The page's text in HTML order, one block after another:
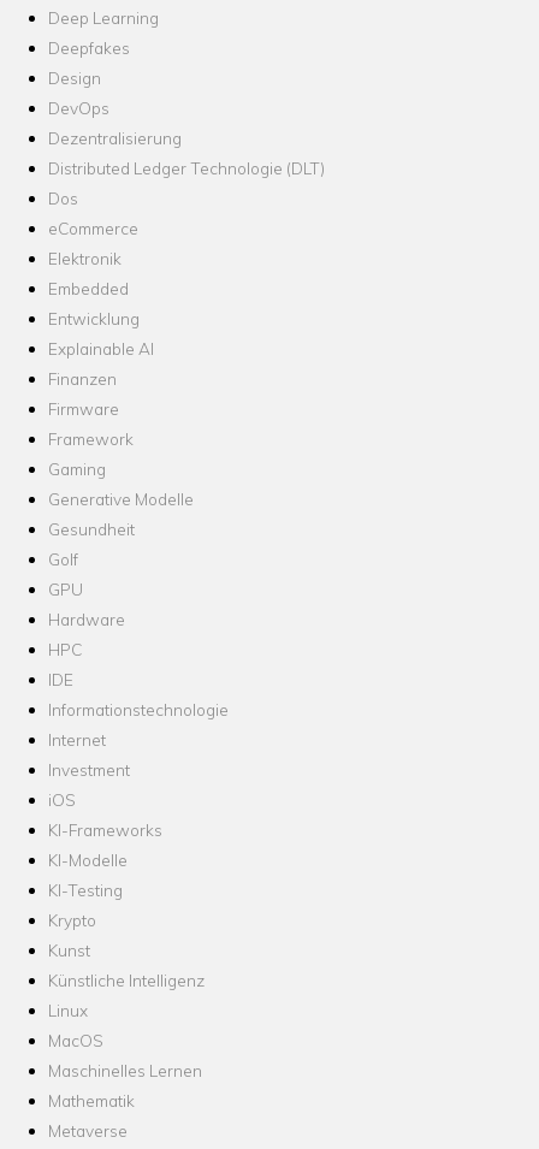
Deep Learning
Deepfakes
Design
DevOps
Dezentralisierung
Distributed Ledger Technologie (DLT)
Dos
eCommerce
Elektronik
Embedded
Entwicklung
Explainable AI
Finanzen
Firmware
Framework
Gaming
Generative Modelle
Gesundheit
Golf
GPU
Hardware
HPC
IDE
Informationstechnologie
Internet
Investment
iOS
KI-Frameworks
KI-Modelle
KI-Testing
Krypto
Kunst
Künstliche Intelligenz
Linux
MacOS
Maschinelles Lernen
Mathematik
Metaverse